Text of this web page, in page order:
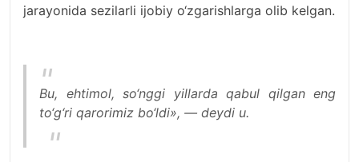
jarayonida sezilarli ijobiy o‘zgarishlarga olib kelgan.
Bu, ehtimol, so‘nggi yillarda qabul qilgan eng
to‘g‘ri qarorimiz bo‘ldi», — deydi u.